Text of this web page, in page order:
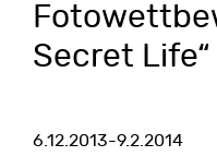
Secret Life“
6.12.2013-9.2.2014